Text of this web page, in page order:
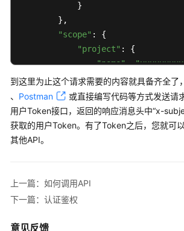
域）
API
参
考
卡
域）
户
            }
        },
"scope" : {
"project" : {
"name":
            }
        }
    }
}
到这里为止这个请求需要的内容就具备齐全了
、 Postman
或直接编写代码等方式发送请
用户Token接口，返回的响应消息头中“x-
获取的用户Token。有了Token之后，您就可
其他API。
上一篇：如何调用API
下一篇：认证鉴权
意见反馈